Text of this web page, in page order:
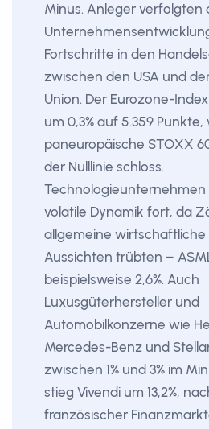
Minus. Anleger verfolgten
Fortschritte in den
zwischen den USA und
Union. Der Eurozone-
um 0,3% auf 5.359
paneuropäische STOXX
der Nulllinie schloss.
Technologieunternehmen
volatile Dynamik fort, da
allgemeine wirtschaftliche
Aussichten trübten –
beispielsweise 2,6%. Auch
Luxusgüterhersteller und
Automobilkonzerne wie
Mercedes-Benz und
zwischen 1% und 3% im
stieg Vivendi um 13,2%,
französischer